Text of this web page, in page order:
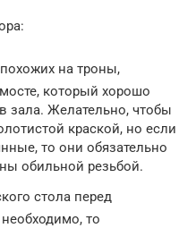
на троны,
который хорошо
зала. Желательно, чтобы
краской, но если
то они обязательно
обильной резьбой.
стола перед
то